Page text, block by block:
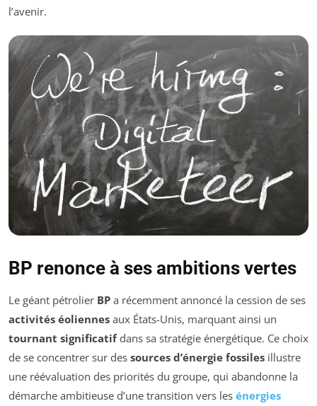
l’avenir.
BP renonce à ses ambitions vertes
Le géant pétrolier BP a récemment annoncé la cession de ses
activités éoliennes aux États-Unis, marquant ainsi un
tournant significatifdans sa stratégie énergétique. Ce choix
de se concentrer sur des sources d’énergie fossiles illustre
une réévaluation des priorités du groupe, qui abandonne la
démarche ambitieuse d’une transition vers les énergies